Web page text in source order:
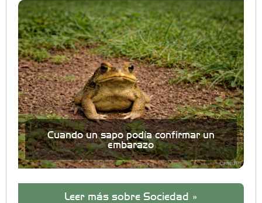
Cuando un sapo podía confirmar un
embarazo
Leer más sobre Sociedad »